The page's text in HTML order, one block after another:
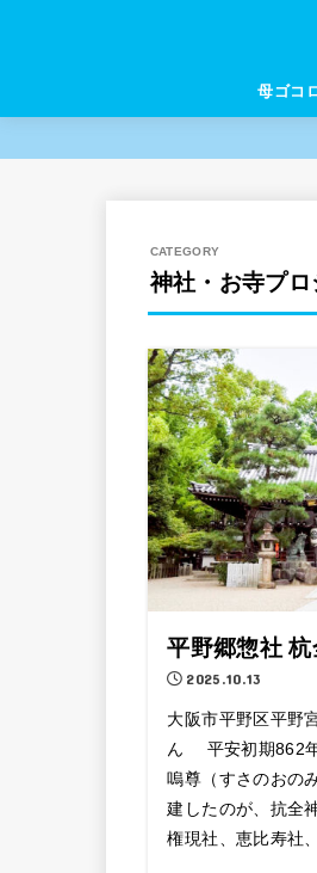
母ゴコ
神社・お寺プロ
平野郷惣社
2025.10.13
大阪市平野区平野
ん 平安初期862
嗚尊（すさのおの
建したのが、抗全
権現社、恵比寿社